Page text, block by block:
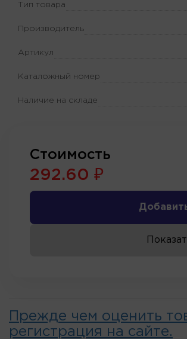
Тип товара
Производитель
Артикул
Каталожный номер
Наличие на складе
Стоимость
292.60 ₽
Прежде чем оценить
регистрация на сайте.